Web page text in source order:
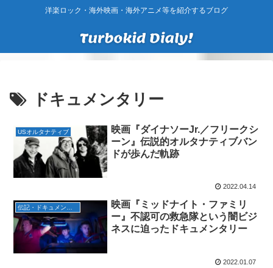
洋楽ロック・海外映画・海外アニメ等を紹介するブログ
ドキュメンタリー
USオルタナティブ
映画『ダイナソーJr.／フリークシ
ーン』伝説的オルタナティブバン
ドが歩んだ軌跡
2022.04.14
映画『ミッドナイト・ファミリ
ー』不認可の救急隊という闇ビジ
ネスに迫ったドキュメンタリー
2022.01.07